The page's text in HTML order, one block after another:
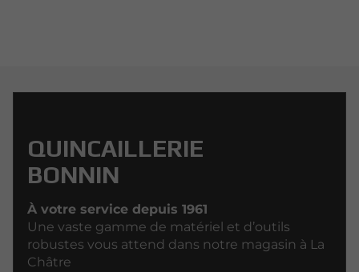
QUINCAILLERIE
BONNIN
À votre service depuis 1961
Une vaste gamme de matériel et d’outils
robustes vous attend dans notre magasin à La
Châtre